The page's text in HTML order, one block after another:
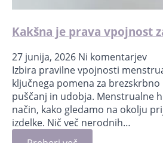
Kakšna je prava vpojnost
27 junija, 2026 Ni komentarjev
Izbira pravilne vpojnosti
ključnega pomena za
puščanj in udobja. Menstrualne
način, kako gledamo na okolju
izdelke. Nič več nerodnih…